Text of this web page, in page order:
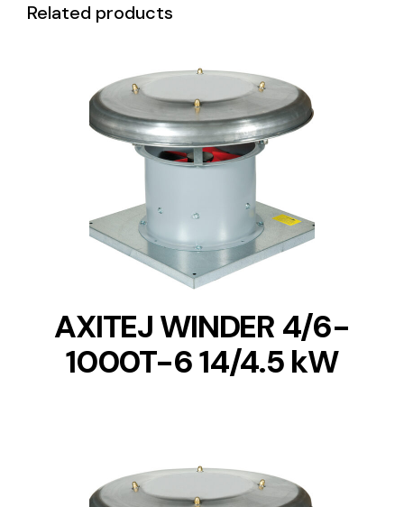
Related products
AXITEJ WINDER 4/6-
1000T-6 14/4.5 kW